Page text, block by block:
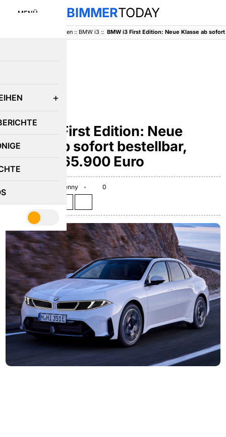
MENÜ BIMMERTODAY
Baureihen:: BMW i3 ::
BMW i3 First Edition: Neue
Klasse ab sofort bestellbar,
Preis ab 65.900 Euro
Benny
0